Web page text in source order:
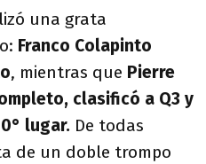
una grata
Franco Colapinto
, mientras que Pierre
clasificó a Q3 y
lugar. De todas
de un doble trompo